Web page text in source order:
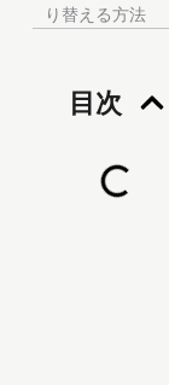
り替える方法
目次